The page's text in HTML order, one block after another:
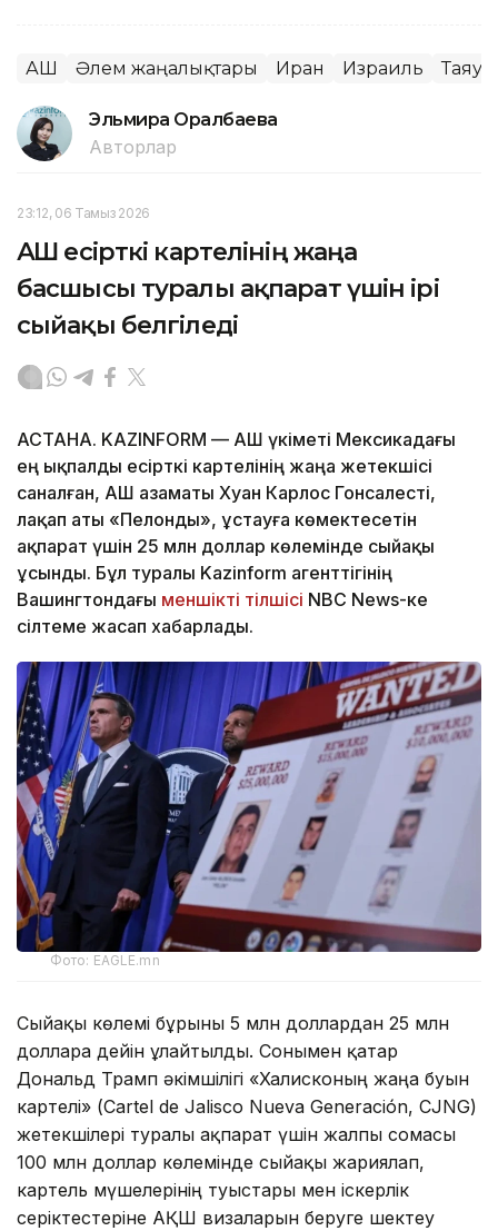
АҚШ Әлем жаңалықтары Иран Израиль Таяу
Эльмира Оралбаева
Авторлар
23:12, 06 Тамыз 2026
АҚШ есірткі картелінің жаңа
басшысы туралы ақпарат үшін ірі
сыйақы белгіледі
АСТАНА. KAZINFORM — АҚШ үкіметі Мексикадағы
ең ықпалды есірткі картелінің жаңа жетекшісі
саналған, АҚШ азаматы Хуан Карлос Гонсалесті,
лақап аты «Пелонды», ұстауға көмектесетін
ақпарат үшін 25 млн доллар көлемінде сыйақы
ұсынды. Бұл туралы Kazinform агенттігінің
Вашингтондағы меншікті тілшісі NBC News-ке
сілтеме жасап хабарлады.
Фото: EAGLE.mn
Сыйақы көлемі бұрынғы 5 млн доллардан 25 млн
долларға дейін ұлғайтылды. Сонымен қатар
Дональд Трамп әкімшілігі «Халисконың жаңа буын
картелі» (Cartel de Jalisco Nueva Generación, CJNG)
жетекшілері туралы ақпарат үшін жалпы сомасы
100 млн доллар көлемінде сыйақы жариялап,
картель мүшелерінің туыстары мен іскерлік
серіктестеріне АҚШ визаларын беруге шектеу